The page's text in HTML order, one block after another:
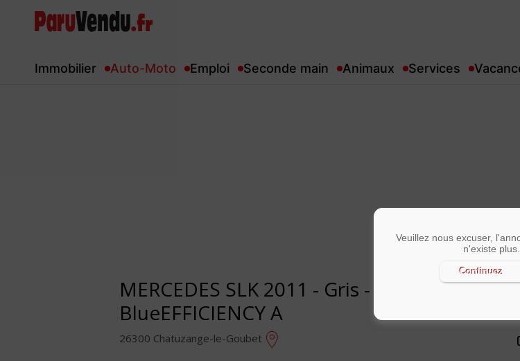
Immobilier Auto-Moto Emploi Seconde main Animaux Services
MERCEDES SLK 2011 - Gris - SLK 200 K
BlueEFFICIENCY A
26300 Chatuzange-le-Goubet
Veuillez nous excuser,
n'existe plus.
Continuez